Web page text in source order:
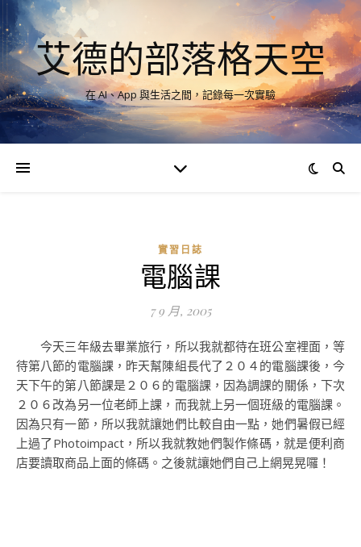
艾德的部落格天空
在 AI、App 與生活之間，記錄每一次實驗
實習日誌
電腦課
7 9 月, 2005
今天三年級去畢業旅行，所以我就都待在班公室裡面，等
待第八節的電腦課，昨天幫陳組長代了２０４的電腦課後，今
天下午的第八節課是２０６的電腦課，因為調課的關係，下次
２０６改為另一位老師上課，而我就上另一個班級的電腦課。
因為只有一節，所以我就讓她們比較自由一點，她們暑假已經
上過了Photoimpact，所以我就教她們製作條碼，就是便利商
店要讀取商品上面的條碼。之後就讓她們自己上網晃晃囉！